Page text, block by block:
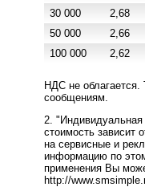
30 000
2,68
50 000
2,66
100 000
2,62
НДС не
сообщениям.
2. "Индивидуальная
стоимость зависит
на сервисные и
информацию по
применения Вы
http://